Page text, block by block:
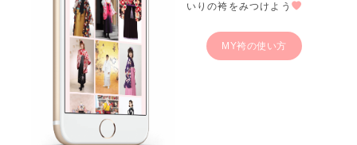
いりの袴をみつけよう
MY袴の使い方